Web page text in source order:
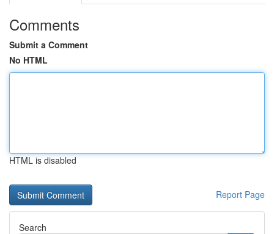
Comments
Submit a Comment
No HTML
HTML is disabled
Report Page
Search